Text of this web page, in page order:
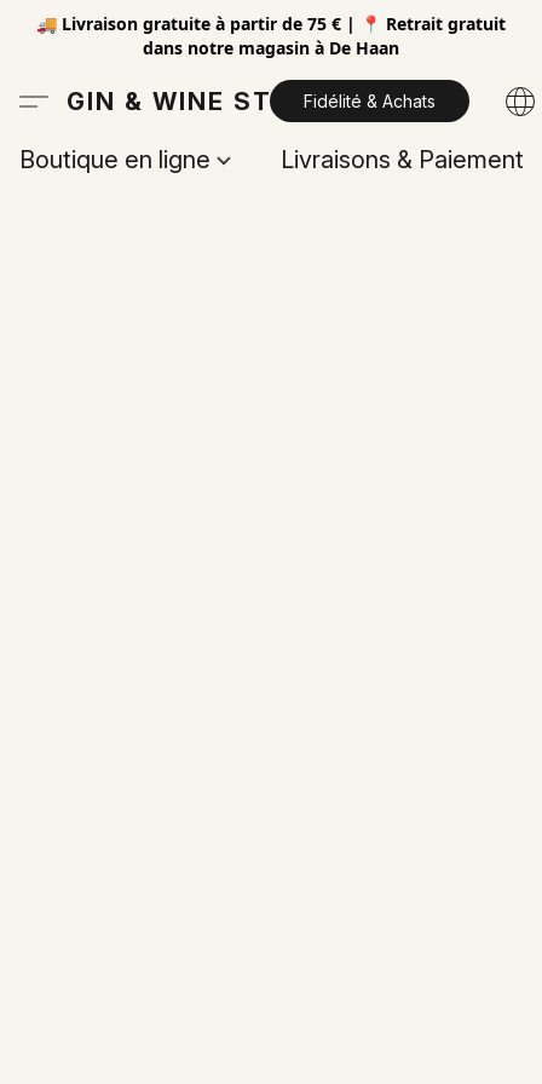
🚚 Livraison gratuite à partir de 75 € | 📍 Retrait gratuit
dans notre magasin à De Haan
GIN & WINE STOREFidélité & Achats
Boutique en ligne Livraisons & Paiements